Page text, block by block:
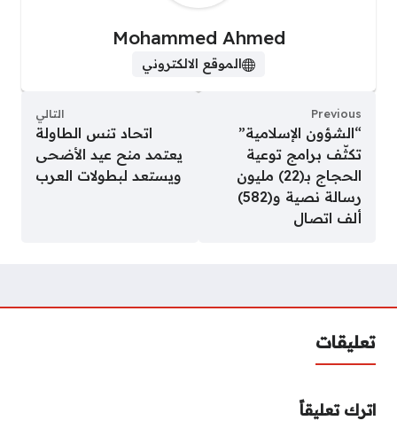
Mohammed Ahmed
الموقع الالكتروني
Previous
“الشؤون الإسلامية”
تكثّف برامج توعية
الحجاج بـ(22) مليون
رسالة نصية و(582)
ألف اتصال
التالي
اتحاد تنس الطاولة
يعتمد منح عيد الأضحى
ويستعد لبطولات العرب
تعليقات
اترك تعليقاً